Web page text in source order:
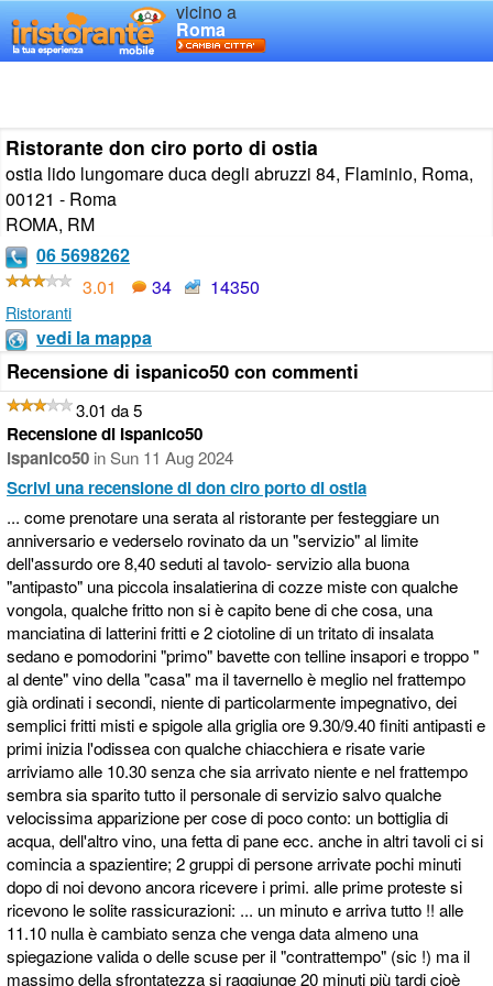
vicino a
Roma
Ristorante don ciro porto di ostia
ostia lido lungomare duca degli abruzzi 84, Flaminio, Roma,
00121 - Roma
ROMA, RM
06 5698262
3.01
34 14350
Ristoranti
vedi la mappa
Recensione di ispanico50 con commenti
3.01 da 5
Recensione di Ispanico50
ispanico50 inSun 11 Aug 2024
Scrivi una recensione di don ciro porto di ostia
... come prenotare una serata al ristorante per festeggiare un
anniversario e vederselo rovinato da un "servizio" al limite
dell'assurdo ore 8,40 seduti al tavolo- servizio alla buona
"antipasto" una piccola insalatierina di cozze miste con qualche
vongola, qualche fritto non si è capito bene di che cosa, una
manciatina di latterini fritti e 2 ciotoline di un tritato di insalata
sedano e pomodorini "primo" bavette con telline insapori e troppo "
al dente" vino della "casa" ma il tavernello è meglio nel frattempo
già ordinati i secondi, niente di particolarmente impegnativo, dei
semplici fritti misti e spigole alla griglia ore 9.30/9.40 finiti antipasti e
primi inizia l'odissea con qualche chiacchiera e risate varie
arriviamo alle 10.30 senza che sia arrivato niente e nel frattempo
sembra sia sparito tutto il personale di servizio salvo qualche
velocissima apparizione per cose di poco conto: un bottiglia di
acqua, dell'altro vino, una fetta di pane ecc. anche in altri tavoli ci si
comincia a spazientire; 2 gruppi di persone arrivate pochi minuti
dopo di noi devono ancora ricevere i primi. alle prime proteste si
ricevono le solite rassicurazioni: ... un minuto e arriva tutto !! alle
11.10 nulla è cambiato senza che venga data almeno una
spiegazione valida o delle scuse per il "contrattempo" (sic !) ma il
massimo della sfrontatezza si raggiunge 20 minuti più tardi cioè